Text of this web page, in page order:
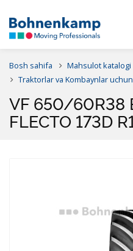
Bosh sahifa Mahsulot katalogi
Traktorlar va Kombaynlar
VF 650/60R38
FLECTO 173D